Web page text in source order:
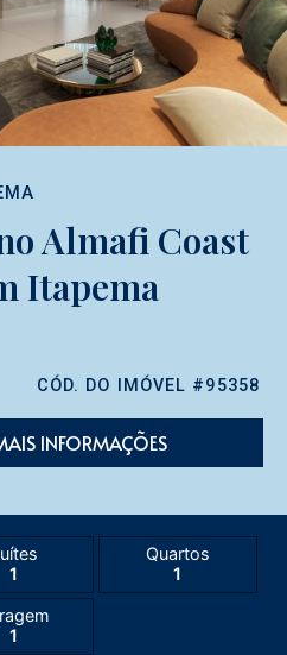
Almafi Coast
Itapema
CÓD. DO IMÓVEL #95358
INFORMAÇÕES
1
Quartos
1
1